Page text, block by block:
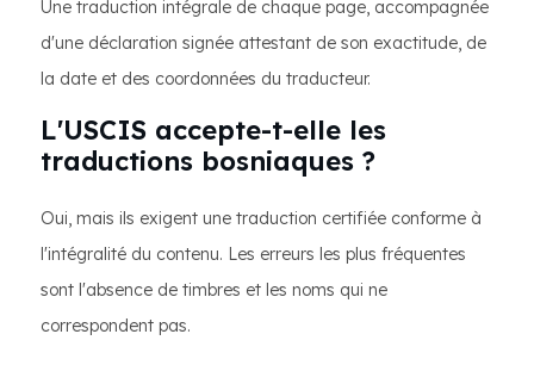
Une traduction intégrale de chaque page, accompagnée
d'une déclaration signée attestant de son exactitude, de
la date et des coordonnées du traducteur.
L'USCIS accepte-t-elle les
traductions bosniaques ?
Oui, mais ils exigent une traduction certifiée conforme à
l'intégralité du contenu. Les erreurs les plus fréquentes
sont l'absence de timbres et les noms qui ne
correspondent pas.